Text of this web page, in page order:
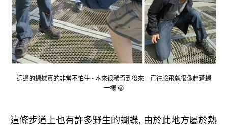
這邊的蝴蝶真的非常不怕生~ 本來很稀奇到後來一直往臉飛就很像趕蒼蠅
一樣 😛
這條步道上也有許多野生的蝴蝶, 由於此地方屬於熱